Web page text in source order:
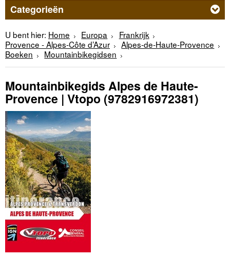
Categorieën
U bent hier: Home Europa
Frankrijk
Provence - Alpes-Côte d’Azur
Alpes-de-Haute-Provence
Boeken
Mountainbikegidsen
Mountainbikegids Alpes de Haute-
Provence | Vtopo (9782916972381)